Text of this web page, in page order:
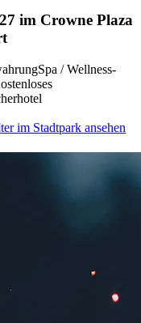
im Crowne Plaza
Spa / Wellness-
im Stadtpark ansehen